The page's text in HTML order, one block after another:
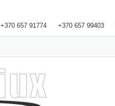
+370 657 91774 +370 657 99403